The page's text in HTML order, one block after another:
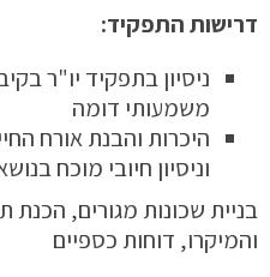
דרישות התפקיד:
ניסיון בתפקיד יו"ר
משמעותי דומה
היכרות והבנת אורח
וניסיון חיובי מוכח
בניית שכונות מגורים,
והמיקרו, דוחות כספיים